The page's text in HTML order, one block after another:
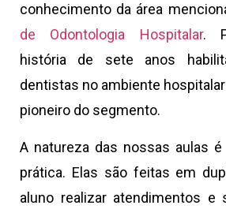
conhecimento da área
de Odontologia Hospitalar.
história de sete anos
dentistas no ambiente
pioneiro do segmento.
A natureza das nossas aulas é
prática. Elas são feitas em
aluno realizar atendimentos e